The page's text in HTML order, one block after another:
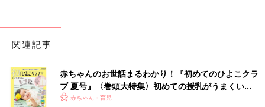
関連記事
赤ちゃんのお世話まるわかり！『初めてのひよこクラ
ブ 夏号』〈巻頭大特集〉初めての授乳がうまくい
く！ おっぱい・ミルクの基本と夏のトラブル 解決テ
赤ちゃん・育児